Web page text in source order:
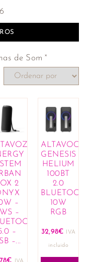
de Som ×
2
–
–
–
–...
ALTAVOCES
GENESIS
HELIUM
100BT
2.0
BLUETOOH
10W
RGB
32,98€ IVA
incluido